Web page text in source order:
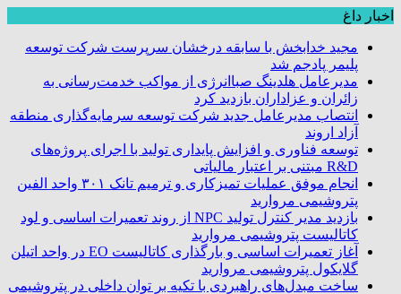
اخبار داغ
مجید خدابخش با سابقه درخشان سرپرست شرکت توسعه
پلیمر پادجم شد
مدیرعامل هلدینگ صباانرژی از مواکب خدمت‌رسانی به
زائران و عزاداران بازدید کرد
انتصاب مدیرعامل جدید شرکت توسعه سرمایه‌گذاری منطقه
آزاد اروند
توسعه فناوری و افزایش پایداری تولید با اجرای پروژه‌های
R&D مبتنی بر اعتبار مالیاتی
انجام موفق عملیات تمیزکاری و ترمیم تانک ۳۰۱ واحد الفین
پتروشیمی مروارید
بازدید مدیر کنترل تولید NPC از روند تعمیرات اساسی و لود
کاتالیست پتروشیمی مروارید
آغاز تعمیرات اساسی و بارگذاری کاتالیست EO در واحد اتیلن
گلایکول پتروشیمی مروارید
ساخت مبدل‌های راهبردی با تکیه بر توان داخلی در پتروشیمی